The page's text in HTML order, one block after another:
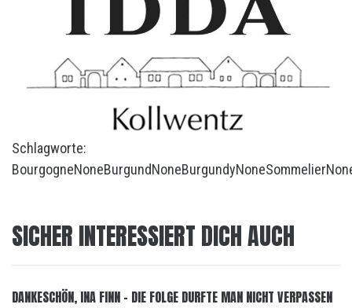
Schlagworte:
BourgogneNoneBurgundNoneBurgundyNoneSommelier
SICHER INTERESSIERT DICH AUCH
DANKESCHÖN, INA FINN – DIE FOLGE DURFTE MAN NICHT VERPASSEN